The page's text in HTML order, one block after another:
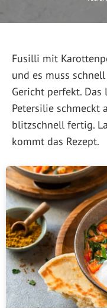
Fusilli mit
und es muss
Gericht perfekt.
Petersilie schmeckt
blitzschnell fertig.
kommt das Rezept.